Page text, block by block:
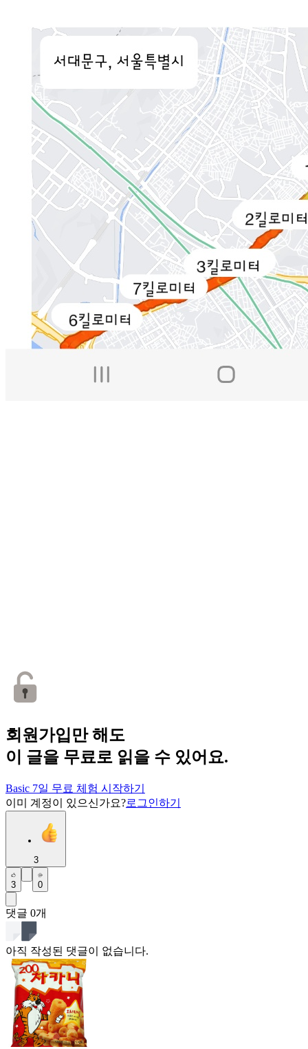
회원가입만 해도
이 글을 무료로 읽을 수 있어요.
Basic 7일 무료 체험 시작하기
이미 계정이 있으신가요?로그인하기
3
3 0
댓글 0개
아직 작성된 댓글이 없습니다.